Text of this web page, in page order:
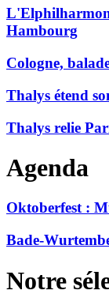
Hambourg
Cologne,
Thalys étend
Thalys relie
Agenda
Oktoberfest :
Bade-
Notre